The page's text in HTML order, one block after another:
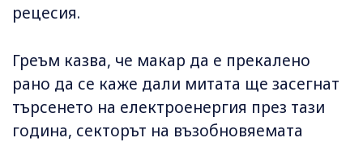
рецесия.
Греъм казва, че макар да е прекалено
рано да се каже дали митата ще засегнат
търсенето на електроенергия през тази
година, секторът на възобновяемата